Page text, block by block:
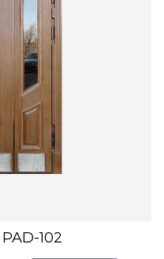
PAD-102